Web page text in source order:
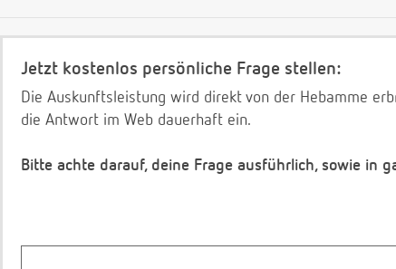
Jetzt kostenlos persönliche Frage stellen:
Die Auskunftsleistung wird direkt von der Hebamme
die Antwort im Web dauerhaft ein.
Bitte achte darauf, deine Frage ausführlich, sowie in